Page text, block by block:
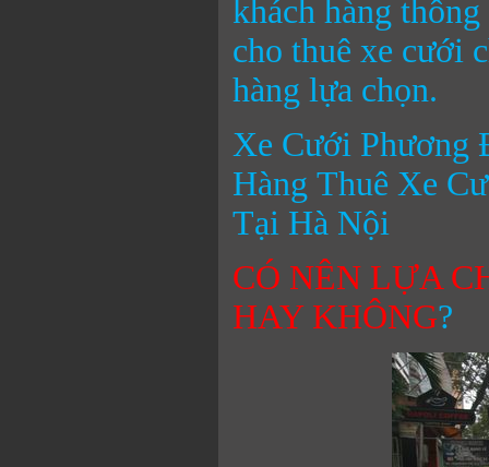
khách hàng
cho thuê xe cưới
hàng lựa chọn.
Xe Cưới Phương
Hàng Thuê Xe
Tại Hà Nội
CÓ NÊN LỰA
HAY KHÔNG?